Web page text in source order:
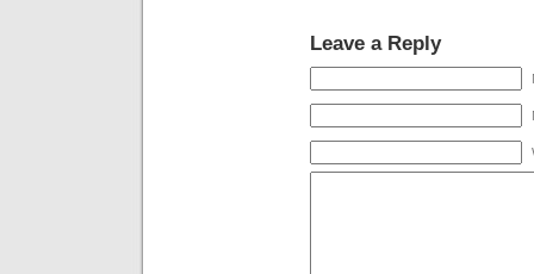
Leave a Reply